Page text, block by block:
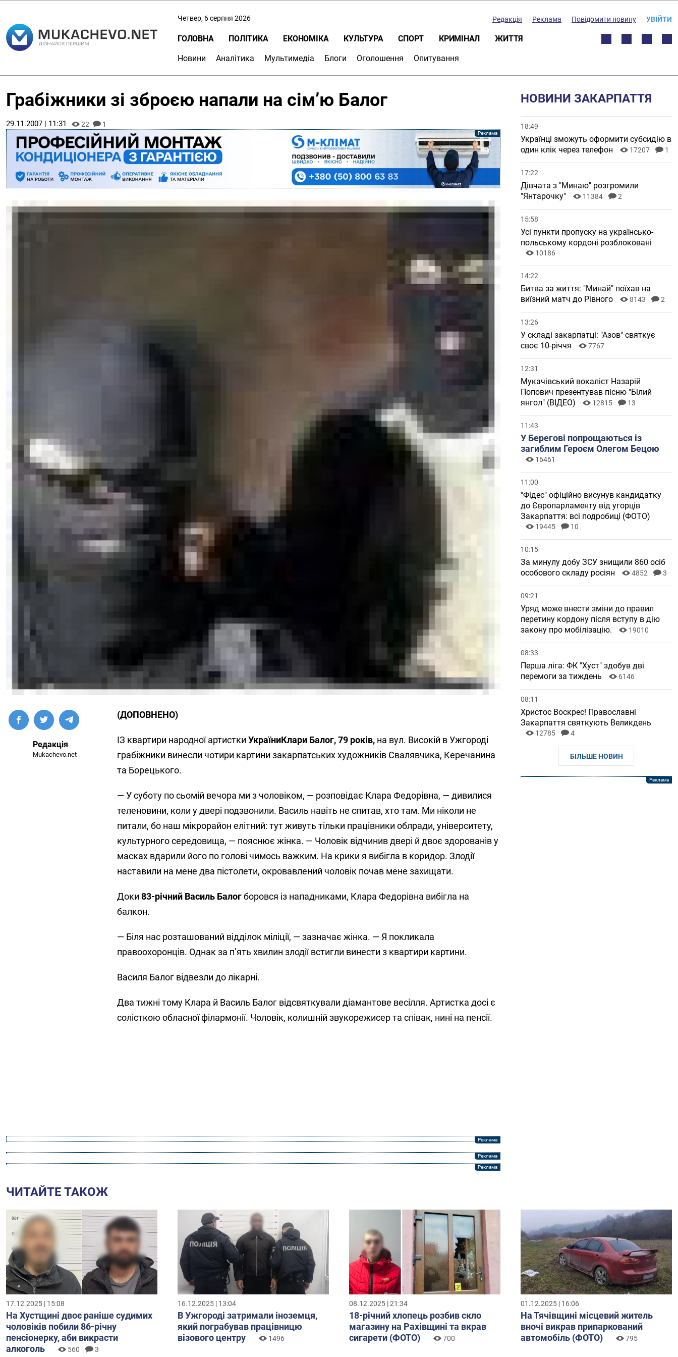
Четвер, 6 серпня 2026 Редакція Реклама Повідомити новину УВІЙТИ
ГОЛОВНА ПОЛІТИКА ЕКОНОМІКА КУЛЬТУРА СПОРТ КРИМІНАЛ ЖИТТЯ
Новини Аналітика Мультимедіа Блоги Оголошення Опитування
Грабіжники зі зброєю напали на сім’ю Балог
29.11.2007 | 11:31 22 1
Редакція
Mukachevo.net
(ДОПОВНЕНО)
ІЗ квартири народної артистки УкраїниКлари Балог, 79 років, на вул. Високій в Ужгороді
грабіжники винесли чотири картини закарпатських художників Свалявчика, Керечанина
та Борецького.
— У суботу по сьомій вечора ми з чоловіком, — розповідає Клара Федорівна, — дивилися
теленовини, коли у двері подзвонили. Василь навіть не спитав, хто там. Ми ніколи не
питали, бо наш мікрорайон елітний: тут живуть тільки працівники облради, університету,
культурного середовища, — пояснює жінка. — Чоловік відчинив двері й двоє здорованів у
масках вдарили його по голові чимось важким. На крики я вибігла в коридор. Злодії
наставили на мене два пістолети, окровавлений чоловік почав мене захищати.
Доки 83-річний Василь Балогборовся із нападниками, Клара Федорівна вибігла на
балкон.
— Біля нас розташований відділок міліції, — зазначає жінка. — Я покликала
правоохоронців. Однак за п’ять хвилин злодії встигли винести з квартири картини.
Василя Балог відвезли до лікарні.
Два тижні тому Клара й Василь Балог відсвяткували діамантове весілля. Артистка досі є
солісткою обласної філармонії. Чоловік, колишній звукорежисер та співак, нині на пенсії.
НОВИНИ ЗАКАРПАТТЯ
18:49
Українці зможуть оформити субсидію в
один клік через телефон
17207 1
17:22
Дівчата з "Минаю" розгромили
"Янтарочку"
11384 2
15:58
Усі пункти пропуску на українсько-
польському кордоні розблоковані
10186
14:22
Битва за життя: "Минай" поїхав на
виїзний матч до Рівного
8143 2
13:26
У складі закарпатці: "Азов" святкує
своє 10-річчя
7767
12:31
Мукачівський вокаліст Назарій
Попович презентував пісню "Білий
янгол" (ВІДЕО)
12815 13
11:43
У Берегові попрощаються із
загиблим Героєм Олегом Бецою
16461
11:00
"Фідес" офіційно висунув кандидатку
до Європарламенту від угорців
Закарпаття: всі подробиці (ФОТО)
19445 10
10:15
За минулу добу ЗСУ знищили 860 осіб
особового складу росіян
4852 3
09:21
Уряд може внести зміни до правил
перетину кордону після вступу в дію
закону про мобілізацію.
19010
08:33
Перша ліга: ФК "Хуст" здобув дві
перемоги за тиждень
6146
08:11
Христос Воскрес! Православні
Закарпаття святкують Великдень
12785 4
БІЛЬШЕ НОВИН
ЧИТАЙТЕ ТАКОЖ
17.12.2025 | 15:08
На Хустщині двоє раніше судимих
чоловіків побили 86-річну
пенсіонерку, аби викрасти
алкоголь
560 3
16.12.2025 | 13:04
В Ужгороді затримали іноземця,
який пограбував працівницю
візового центру
1496
08.12.2025 | 21:34
18-річний хлопець розбив скло
магазину на Рахівщині та вкрав
сигарети (ФОТО)
700
01.12.2025 | 16:06
На Тячівщині місцевий житель
вночі викрав припаркований
автомобіль (ФОТО)
795